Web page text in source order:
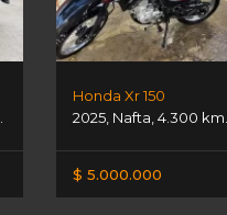
Honda Xr 150
2025 Nafta ,4.300 km.
$ 5.000.000